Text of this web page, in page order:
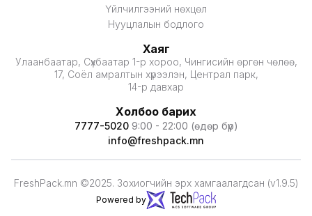
Үйлчилгээний нөхцөл
Нууцлалын бодлого
Хаяг
Улаанбаатар, Сүхбаатар 1-р хороо, Чингисийн өргөн чөлөө,
17, Соёл амралтын хүрээлэн, Централ парк,
14-р давхар
Холбоо барих
7777-5020 9:00 - 22:00 (өдөр бүр)
info@freshpack.mn
FreshPack.mn ©2025. Зохиогчийн эрх хамгаалагдсан (v1.9.5)
Powered by